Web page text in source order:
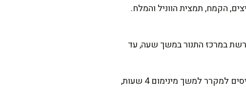
הקמח, תמצית הווניל והמלח.
אופים את העוגה על רשת במרכז התנור במשך שעה, עד
מוציאים את העוגה ומניחים לה להתקרר לטמפרטורת החדר. מכסים בניילון נצמד ומכניסים למקרר למשך מינימום 4 שעות,